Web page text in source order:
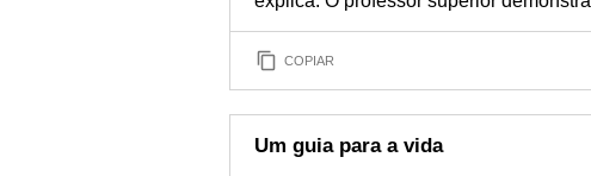
COPIAR
Um guia para a vida